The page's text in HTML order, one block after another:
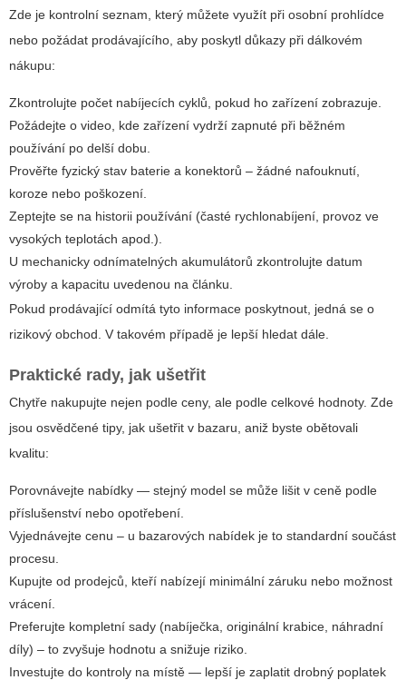
Zde je kontrolní seznam, který můžete využít při osobní prohlídce
nebo požádat prodávajícího, aby poskytl důkazy při dálkovém
nákupu:
Zkontrolujte počet nabíjecích cyklů, pokud ho zařízení zobrazuje.
Požádejte o video, kde zařízení vydrží zapnuté při běžném
používání po delší dobu.
Prověřte fyzický stav baterie a konektorů – žádné nafouknutí,
koroze nebo poškození.
Zeptejte se na historii používání (časté rychlonabíjení, provoz ve
vysokých teplotách apod.).
U mechanicky odnímatelných akumulátorů zkontrolujte datum
výroby a kapacitu uvedenou na článku.
Pokud prodávající odmítá tyto informace poskytnout, jedná se o
rizikový obchod. V takovém případě je lepší hledat dále.
Praktické rady, jak ušetřit
Chytře nakupujte nejen podle ceny, ale podle celkové hodnoty. Zde
jsou osvědčené tipy, jak ušetřit v bazaru, aniž byste obětovali
kvalitu:
Porovnávejte nabídky — stejný model se může lišit v ceně podle
příslušenství nebo opotřebení.
Vyjednávejte cenu – u bazarových nabídek je to standardní součást
procesu.
Kupujte od prodejců, kteří nabízejí minimální záruku nebo možnost
vrácení.
Preferujte kompletní sady (nabíječka, originální krabice, náhradní
díly) – to zvyšuje hodnotu a snižuje riziko.
Investujte do kontroly na místě — lepší je zaplatit drobný poplatek